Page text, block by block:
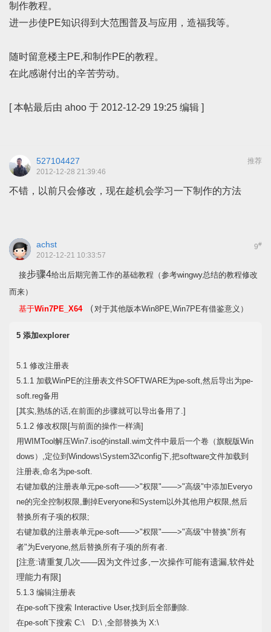
制作教程。
进一步使PE知识得到大范围普及与应用，造福我等。
随时留意楼主PE,和制作PE的教程。
在此感谢付出的辛苦劳动。
[本帖最后由 ahoo 于 2012-12-29 19:25 编辑 ]
推荐
527104427
2012-12-28 21:39:46
不错，以前只会修改，现在趁机会学习一下制作的方法
9#
achst
2012-12-21 10:33:57
接步骤4给出后期完善工作的基础教程（参考wingwy总结的教程修改
而来）
基于Win7PE_X64 （对于其他版本Win8PE,Win7PE有借鉴意义）
5 添加explorer
5.1 修改注册表
5.1.1 加载WinPE的注册表文件SOFTWARE为pe-soft,然后导出为pe-
soft.reg备用
[其实,熟练的话,在前面的步骤就可以导出备用了.]
5.1.2 修改权限[与前面的操作一样滴]
用WIMTool解压Win7.iso的install.wim文件中最后一个卷（旗舰版Win
dows）,定位到Windows\System32\config下,把software文件加载到
注册表,命名为pe-soft.
右键加载的注册表单元pe-soft——>"权限"——>"高级"中添加Everyo
ne的完全控制权限,删掉Everyone和System以外其他用户权限,然后
替换所有子项的权限;
右键加载的注册表单元pe-soft——>"权限"——>"高级"中替换"所有
者"为Everyone,然后替换所有子项的所有者.
[注意:请重复几次——因为文件过多,一次操作可能有遗漏,软件处
理能力有限]
5.1.3 编辑注册表
在pe-soft下搜索 Interactive User,找到后全部删除.
在pe-soft下搜索 C:\ D:\ ,全部替换为 X:\